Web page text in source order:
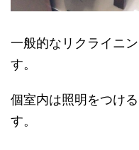
一般的なリクライニ
す。
個室内は照明をつけ
す。